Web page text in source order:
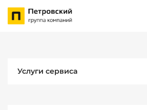
Услуги сервиса